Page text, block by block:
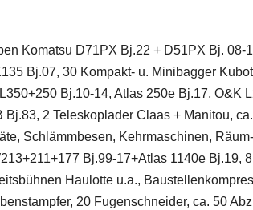
Komatsu D71PX Bj.22 + D51PX Bj.
Bj.07, 30 Kompakt- u. Minibagger
Bj.10-14, Atlas 250e Bj.17, O&K
2 Teleskoplader Claas + Manitou,
Schlämmbesen, Kehrmaschinen,
Bj.99-17+Atlas 1140e Bj.19,
Haulotte u.a.,
20 Fugenschneider, ca. 50